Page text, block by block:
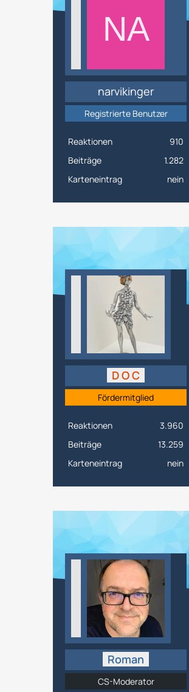
narvikinger
Registrierte Benutzer
Reaktionen
910
Beiträge
1.282
Karteneintrag
nein
D O C
Fördermitglied
Reaktionen
3.960
Beiträge
13.259
Karteneintrag
nein
Roman
CS-Moderator